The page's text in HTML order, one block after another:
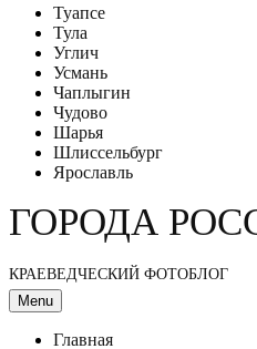
Туапсе
Тула
Углич
Усмань
Чаплыгин
Чудово
Шарья
Шлиссельбург
Ярославль
ГОРОДА
КРАЕВЕДЧЕСКИЙ ФОТОБЛОГ
Menu
Главная